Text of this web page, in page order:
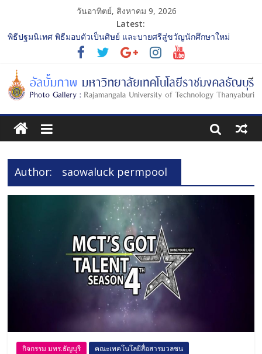
วันอาทิตย์, สิงหาคม 9, 2026
Latest:
พิธีปฐมนิเทศ พิธีมอบตัวเป็นศิษย์ และบายศรีสู่ขวัญนักศึกษาใหม่
ประจำปีการศึกษา 2568 รุ่นที่ 2
การประกวดทูตกิจกรรม ประจำปีการศึกษา 2568 “RMUTT Freshy
2025 Time to Nine-T”
โครงการแลกเปลี่ยนเรียนรู้บทบาทของกรรมการสภามหาวิทยาลัย
เทคโนโลยีราชมงคลธัญบุรี
รับน้องเข้าคณะศิลปกรรมศาสตร์ “โยนลูกรักษ์”
พิธีปฐมนิเทศ พิธีมอบตัวเป็นศิษย์ และบายศรีสู่ขวัญนักศึกษาใหม่
ประจำปีการศึกษา 2568 รุ่นที่ 3
Author: saowaluck permpool
กิจกรรม มทร.ธัญบุรี คณะเทคโนโลยีสื่อสารมวลชน